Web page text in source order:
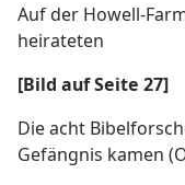
Auf der Howell-
heirateten
[Bild auf Seite 27]
Die acht
Gefängnis kamen